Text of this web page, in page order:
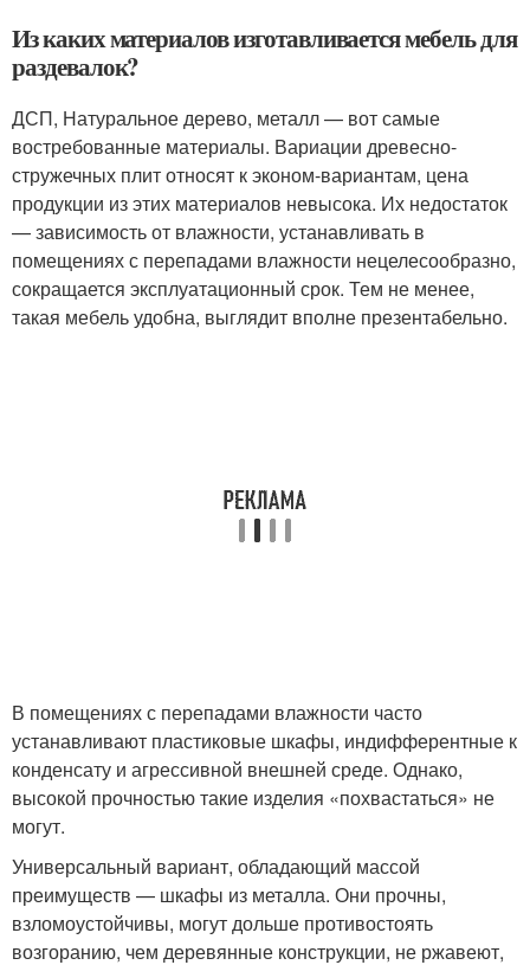
Из каких материалов изготавливается мебель для
раздевалок?
ДСП, Натуральное дерево, металл — вот самые
востребованные материалы. Вариации древесно-
стружечных плит относят к эконом-вариантам, цена
продукции из этих материалов невысока. Их недостаток
— зависимость от влажности, устанавливать в
помещениях с перепадами влажности нецелесообразно,
сокращается эксплуатационный срок. Тем не менее,
такая мебель удобна, выглядит вполне презентабельно.
В помещениях с перепадами влажности часто
устанавливают пластиковые шкафы, индифферентные к
конденсату и агрессивной внешней среде. Однако,
высокой прочностью такие изделия «похвастаться» не
могут.
Универсальный вариант, обладающий массой
преимуществ — шкафы из металла. Они прочны,
взломоустойчивы, могут дольше противостоять
возгоранию, чем деревянные конструкции, не ржавеют,